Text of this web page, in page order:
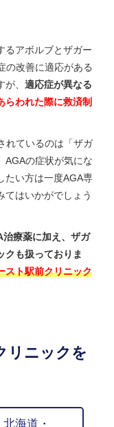
るアボルブとザガー
の改善に適応がある
、 適応症が異なる
らわれた際に救済制
れているのは「ザガ
AGAの症状が気にな
たい方は一度AGA専
てはいかがでしょう
療薬に加え、ザガ
クも扱っておりま
スト駅前クリニック
リニックを
北海道・